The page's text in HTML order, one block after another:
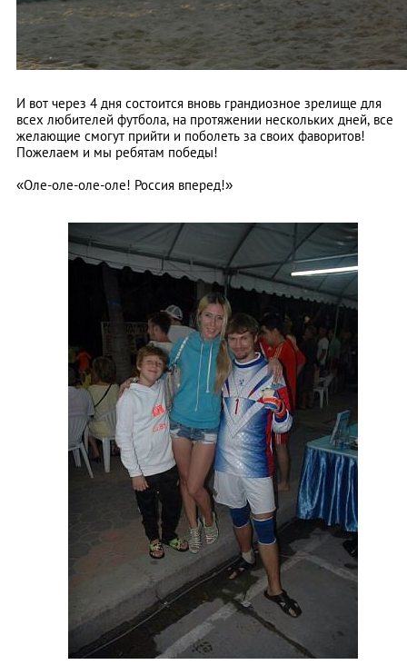
И вот через 4 дня состоится вновь грандиозное зрелище для
всех любителей футбола, на протяжении нескольких дней, все
желающие смогут прийти и поболеть за своих фаворитов!
Пожелаем и мы ребятам победы!
«Оле-оле-оле-оле! Россия вперед!»